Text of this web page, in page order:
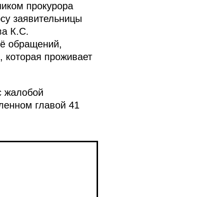
прокурора
заявительницы
К.С.
обращений,
проживает
жалобой
главой 41